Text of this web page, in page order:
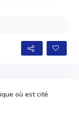
où est cité